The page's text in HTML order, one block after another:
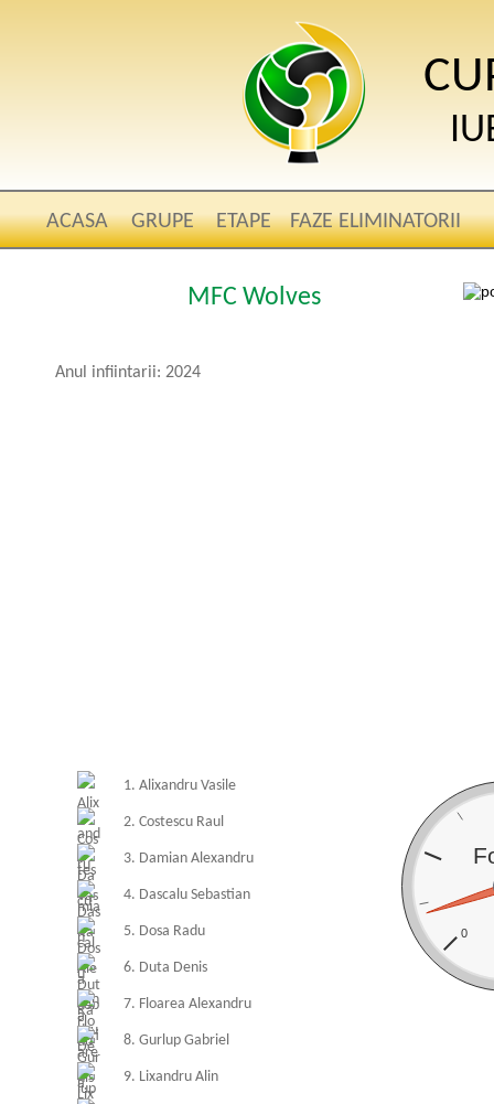
ACASA GRUPE ETAPE FAZE ELIMINATORII
MFC Wolves
Anul infiintarii: 2024
1. Alixandru Vasile
2. Costescu Raul
3. Damian Alexandru
4. Dascalu Sebastian
5. Dosa Radu
6. Duta Denis
7. Floarea Alexandru
8. Gurlup Gabriel
9. Lixandru Alin
0